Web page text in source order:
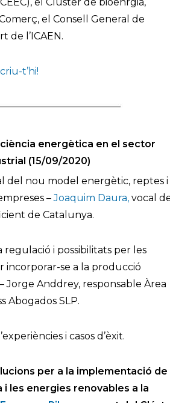
el Consell General de
de l’ICAEN.
t’hi!
energètica en el sector
(15/09/2020)
del nou model energètic, reptes i
–Joaquim Daura, vocal
de Catalunya.
regulació i possibilitats per les
incorporar-se a la producció
Jorge Anddrey, responsable Àrea
Abogados SLP.
i casos d’èxit.
per a la implementació de
les energies renovables a la